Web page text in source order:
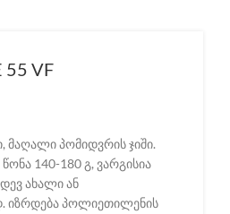
55 VF
პომიდვრის ჯიში.
140-180 გ, ვარგისია
ახალი ან
იზრდება პოლიეთილენის